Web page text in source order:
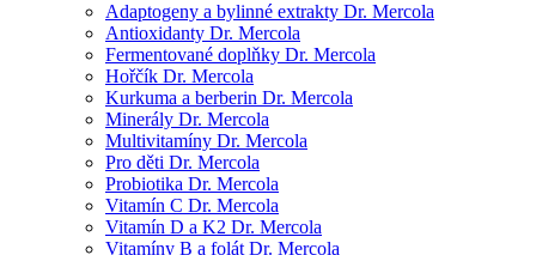
Adaptogeny a bylinné extrakty Dr. Mercola
Antioxidanty Dr. Mercola
Fermentované doplňky Dr. Mercola
Hořčík Dr. Mercola
Kurkuma a berberin Dr. Mercola
Minerály Dr. Mercola
Multivitamíny Dr. Mercola
Pro děti Dr. Mercola
Probiotika Dr. Mercola
Vitamín C Dr. Mercola
Vitamín D a K2 Dr. Mercola
Vitamíny B a folát Dr. Mercola